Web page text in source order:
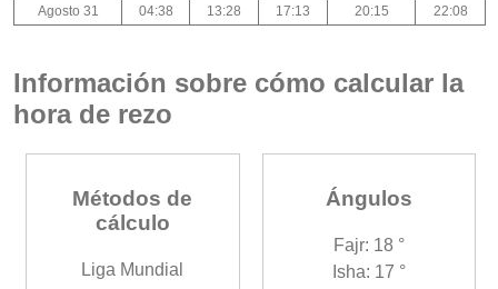
Agosto 31
04:38 13:28 17:13 20:15 22:08
Información sobre cómo calcular la
hora de rezo
Métodos de
cálculo
Liga Mundial
Ángulos
Fajr: 18 °
Isha: 17 °